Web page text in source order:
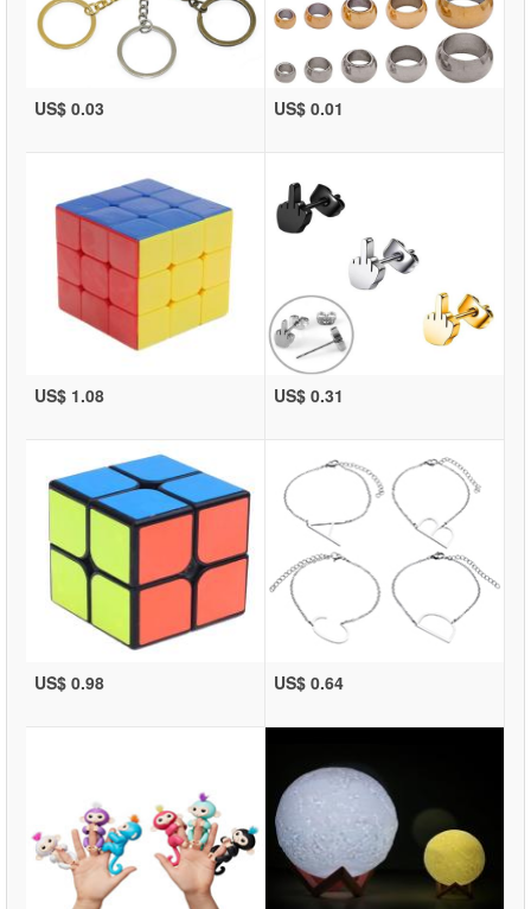
US$ 0.03 US$ 0.01
US$ 1.08 US$ 0.31
US$ 0.98 US$ 0.64